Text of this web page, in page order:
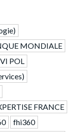
MONDIALE
POL
FRANCE
fhi360